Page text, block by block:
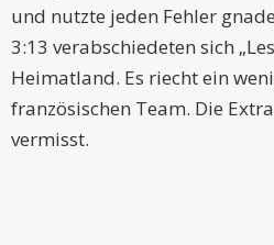
und nutzte jeden Fehler
3:13 verabschiedeten sich
Heimatland. Es riecht ein
französischen Team. Die
vermisst.